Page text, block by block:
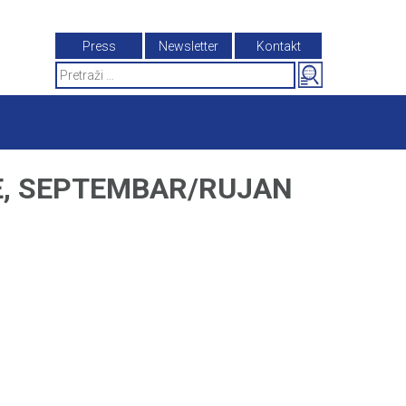
Press Newsletter
Kontakt
Search
for:
SEPTEMBAR/RUJAN